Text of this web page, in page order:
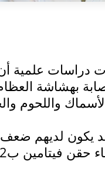
أظهرت دراسات علمية
إمكانية الإصابة بهشاشة
والبيض والأسماك
يكون لديهم
امتصاص فيتامين